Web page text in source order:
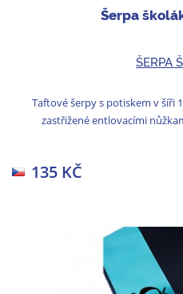
Šerpa
ŠERPA
Taftové šerpy s potiskem v šíři
zastřižené entlovacími
135 KČ